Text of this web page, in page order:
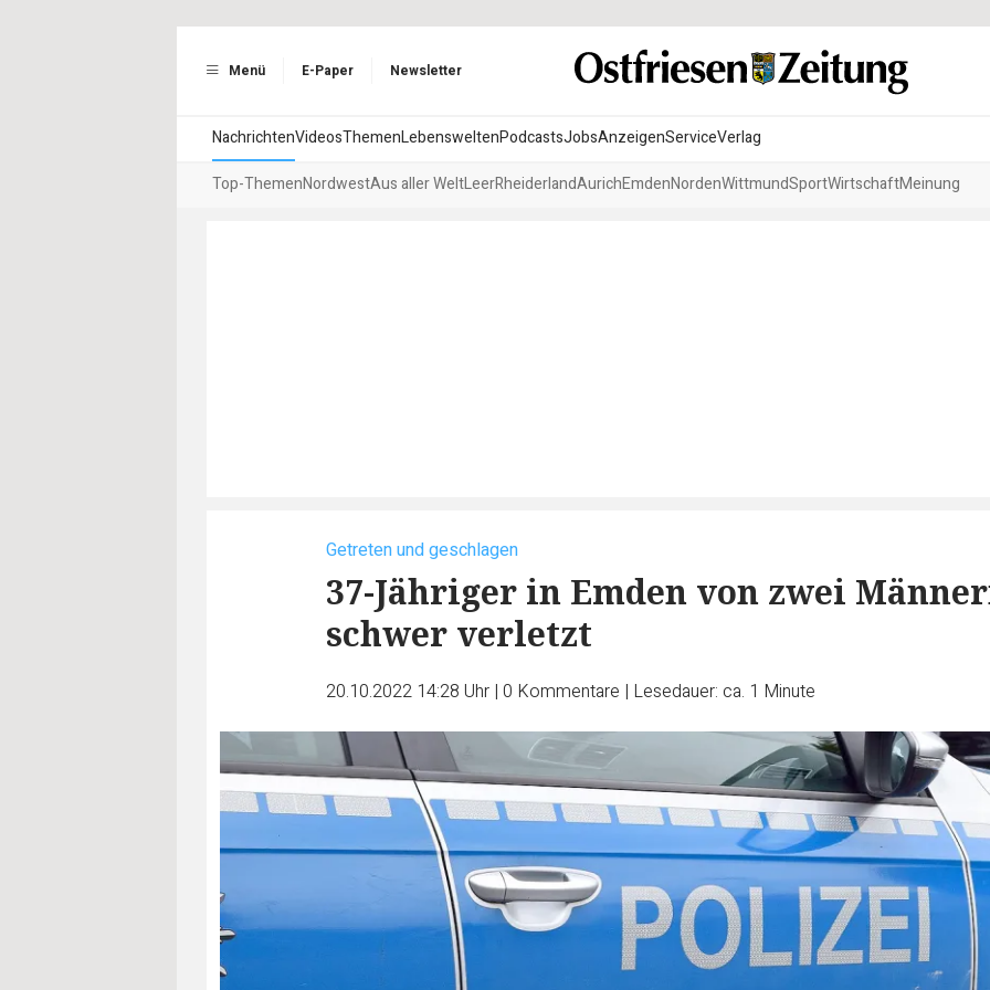
Menü E-Paper Newsletter
NachrichtenVideosThemenLebensweltenPodcastsJobsAnzeigenServiceVerlag
Top-ThemenNordwestAus aller WeltLeerRheiderlandAurichEmdenNordenWittmundSportWirtschaftMeinung
Getreten und geschlagen
37-Jähriger in Emden von zwei
schwer verletzt
20.10.2022 14:28 Uhr | 0 Kommentare | Lesedauer: ca. 1 Minute